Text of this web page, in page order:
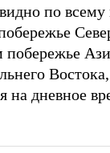
по
побережье
Востока,
на дневное